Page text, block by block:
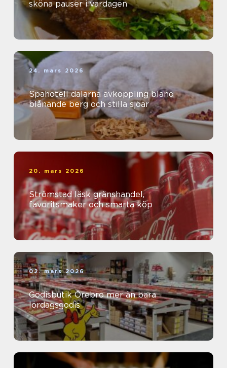
sköna pauser i vardagen
24. mars 2026
Spahotell dalarna avkoppling bland
blånande berg och stilla sjöar
20. mars 2026
Strömstad läsk gränshandel,
favoritsmaker och smarta köp
02. mars 2026
Godisbutik Örebro mer än bara
lördagsgodis